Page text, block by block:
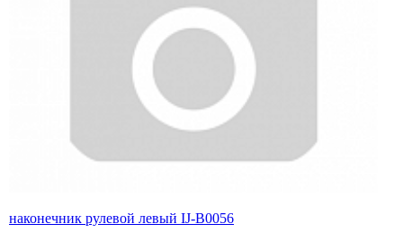
наконечник рулевой левый IJ-B0056